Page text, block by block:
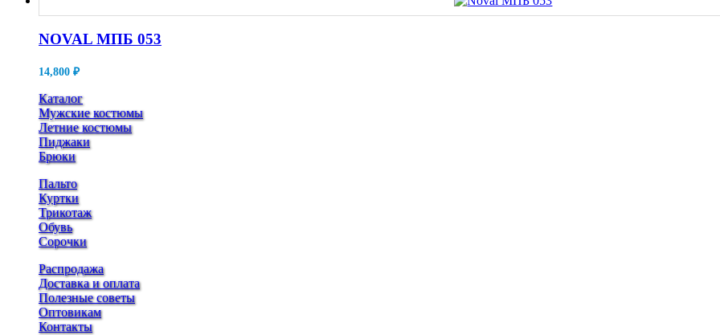
NOVAL МПБ 053
14,800 ₽
Каталог
Мужские костюмы
Летние костюмы
Пиджаки
Брюки
Пальто
Куртки
Трикотаж
Обувь
Сорочки
Распродажа
Доставка и оплата
Полезные советы
Оптовикам
Контакты